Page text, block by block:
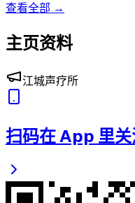
查看全部 →
主页资料
江城声疗所
扫码在 App 里